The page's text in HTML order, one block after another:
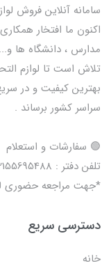
سامانه آنلاین فروش
اکنون ما افتخار همکاری
مدارس ، دانشگاه ها
تلاش است تا لوازم
بهترین کیفیت و در
سراسر کشور برساند .
🟢 سفارشات و استعلام :
تلفن دفتر : 02155695488
*جهت مراجعه حضوری
دسترسی سریع
خانه